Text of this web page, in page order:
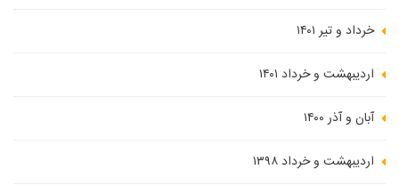
خرداد و تیر ۱۴۰۱
اردیبهشت و خرداد ۱۴۰۱
آبان و آذر ۱۴۰۰
اردیبهشت و خرداد ۱۳۹۸